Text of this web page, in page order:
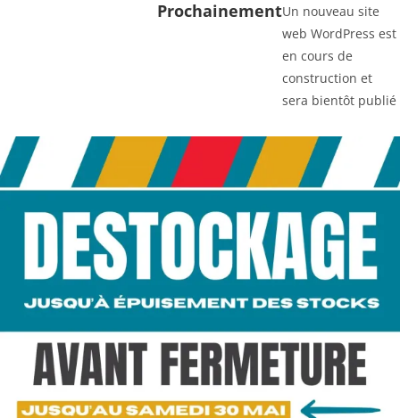
ProchainementUn nouveau site
web WordPress est
en cours de
construction et
sera bientôt publié